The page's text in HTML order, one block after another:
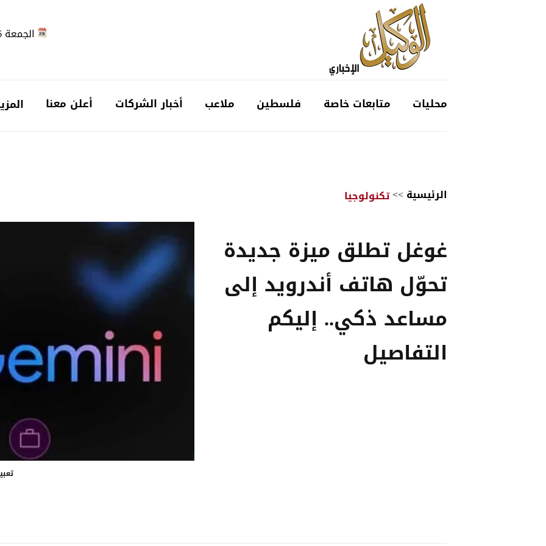
الجمعة 2026-08-07
محليات متابعات خاصة فلسطين ملاعب أخبار الشركات أعلن معنا
الرئيسية>>تكنولوجيا
غوغل تطلق ميزة جديدة
تحوّل هاتف أندرويد إلى
مساعد ذكي.. إليكم
التفاصيل